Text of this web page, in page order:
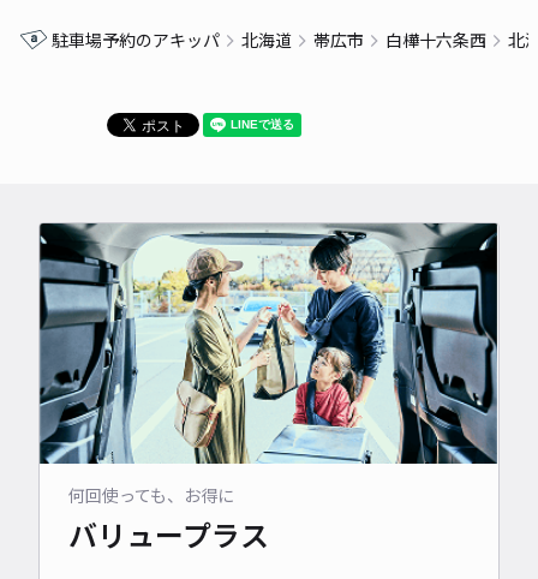
駐車場予約のアキッパ 北海道 帯広市 白樺十六条西 北
何回使っても、お得に
バリュープラス